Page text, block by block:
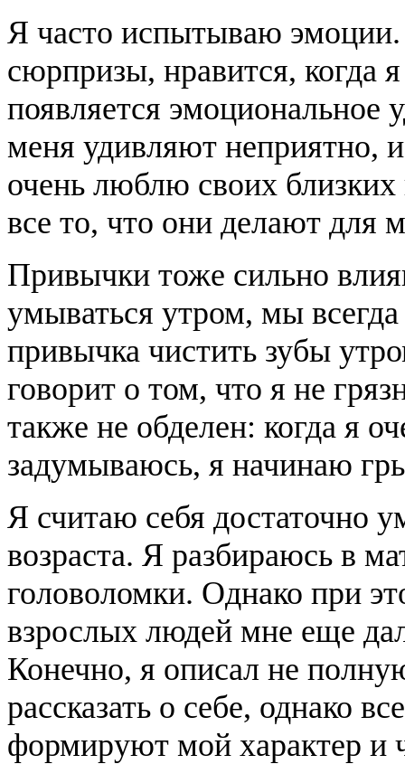
Я часто испытываю
сюрпризы, нравится, когда
появляется эмоциональное
меня удивляют неприятно,
очень люблю своих близких
все то, что они делают для
Привычки тоже сильно
умываться утром, мы
привычка чистить зубы
говорит о том, что я не
также не обделен: когда я
задумываюсь, я начинаю
Я считаю себя достаточно
возраста. Я разбираюсь в
головоломки. Однако при
взрослых людей мне еще
Конечно, я описал не
рассказать о себе, однако
формируют мой характер и